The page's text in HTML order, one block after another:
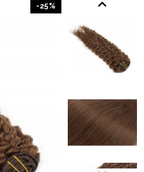
-25%